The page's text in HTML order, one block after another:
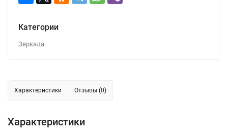
Категории
Зеркала
Характеристики Отзывы (0)
Характеристики